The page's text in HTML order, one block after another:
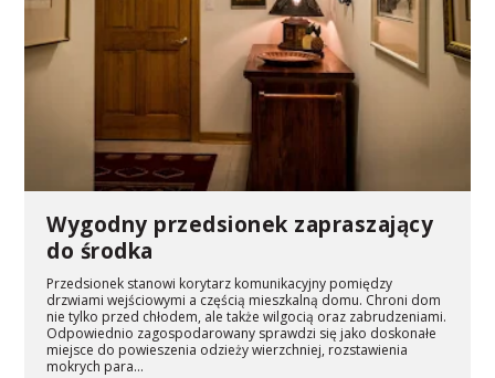
Wygodny przedsionek zapraszający
do środka
Przedsionek stanowi korytarz komunikacyjny pomiędzy
drzwiami wejściowymi a częścią mieszkalną domu. Chroni dom
nie tylko przed chłodem, ale także wilgocią oraz zabrudzeniami.
Odpowiednio zagospodarowany sprawdzi się jako doskonałe
miejsce do powieszenia odzieży wierzchniej, rozstawienia
mokrych para...